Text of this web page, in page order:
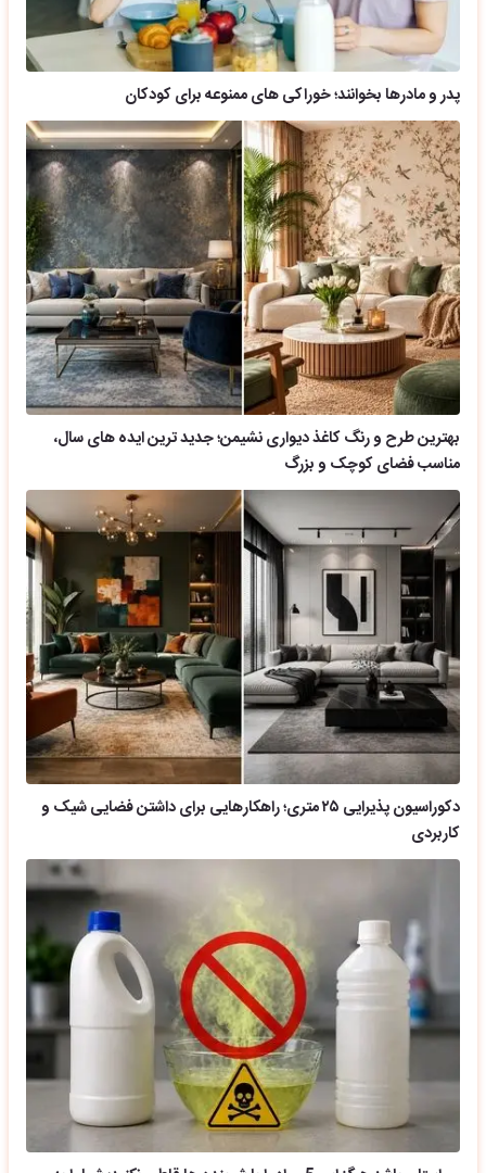
پدر و مادرها بخوانند؛ خوراکی های ممنوعه برای کودکان
بهترین طرح و رنگ کاغذ دیواری نشیمن؛ جدید ترین ایده های سال،
مناسب فضای کوچک و بزرگ
دکوراسیون پذیرایی ۲۵ متری؛ راهکارهایی برای داشتن فضایی شیک و
کاربردی